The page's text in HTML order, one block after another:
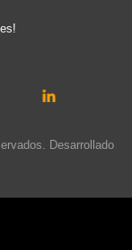
Desarrollado